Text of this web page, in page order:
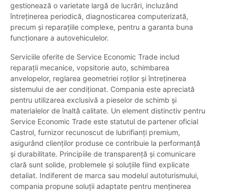
gestionează o varietate largă de lucrări, incluzând
întreținerea periodică, diagnosticarea computerizată,
precum și reparațiile complexe, pentru a garanta buna
funcționare a autovehiculelor.
Serviciile oferite de Service Economic Trade includ
reparații mecanice, vopsitorie auto, schimbarea
anvelopelor, reglarea geometriei roților și întreținerea
sistemului de aer condiționat. Compania este apreciată
pentru utilizarea exclusivă a pieselor de schimb și
materialelor de înaltă calitate. Un element distinctiv pentru
Service Economic Trade este statutul de partener oficial
Castrol, furnizor recunoscut de lubrifianți premium,
asigurând clienților produse ce contribuie la performanță
și durabilitate. Principiile de transparență și comunicare
clară sunt solide, problemele și soluțiile fiind explicate
detaliat. Indiferent de marca sau modelul autoturismului,
compania propune soluții adaptate pentru menținerea